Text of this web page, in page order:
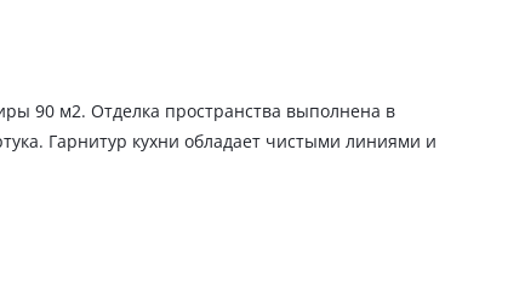
90 м2. Отделка пространства выполнена в
Гарнитур кухни обладает чистыми линиями и